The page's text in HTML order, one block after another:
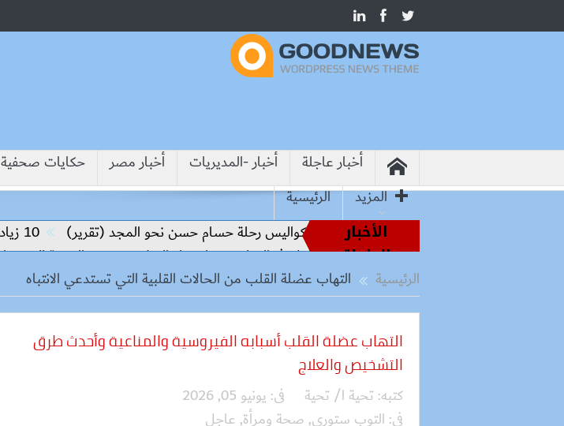
أخبار عاجلة أخبار -المديريات أخبار مصر حكايات صحفية
المزيد
الرئيسية
الأخبار
العاجلة
من أساطير الملاعب إلى قيادة الفراعنة.. كواليس رحلة حسام حسن نحو المجد (تقرير) 10 زيادات في 10 سنوات.. هل حان الوقت لرفع دعم البنزين نهائيا؟
من هيروشيما.. وزير التعليم: التعاون الدولي في التعليم مفتاح بناء السلام وتحقيق التنمية المستدامة
الرئيسية التهاب عضلة القلب من الحالات القلبية التي تستدعي الانتباه
التهاب عضلة القلب أسبابه الفيروسية والمناعية وأحدث طرق
التشخيص والعلاج
كتبه: تحية ا/ تحية فى: يونيو 05, 2026
فى: التوب ستوري, صحة ومرأة, عاجل